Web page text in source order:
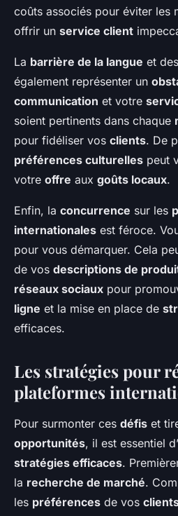
coûts associés pour éviter les
offrir un service client
La barrière de la langue et des
également représenter un
communication et votre
soient pertinents dans chaque
pour fidéliser vos clients. De
préférences culturelles peut
votre offre aux goûts locaux.
Enfin, la concurrence sur les
internationales est féroce.
pour vous démarquer. Cela
de vos descriptions de
réseaux sociaux pour
ligne et la mise en place de
efficaces.
Les stratégies pour
plateformes
Pour surmonter ces défis et
opportunités, il est essentiel
stratégies efficaces.
la recherche de marché.
les préférences de vos